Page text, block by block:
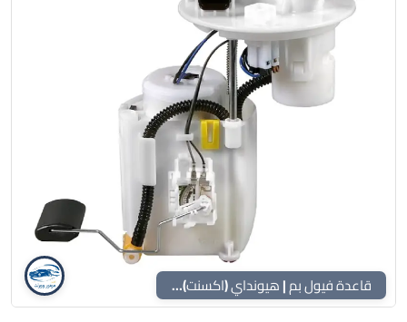
قاعدة فيول بم | هيونداي (اكسنت) – كيا (ريو) 2011-2017 امريكي GDI | اصلي تفصيخ | 31110-1R500